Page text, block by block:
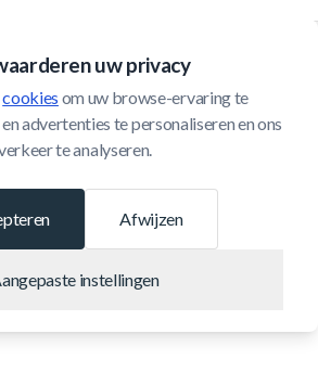
uw privacy
cookies om uw browse-ervaring te
advertenties te personaliseren en ons
te analyseren.
Afwijzen
instellingen